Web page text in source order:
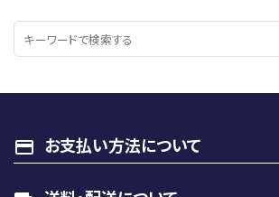
payment お支払い方法について